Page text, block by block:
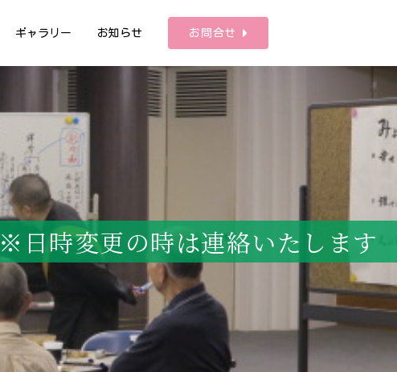
ギャラリー お知らせ お問合せ
時変更の時は連絡いたします